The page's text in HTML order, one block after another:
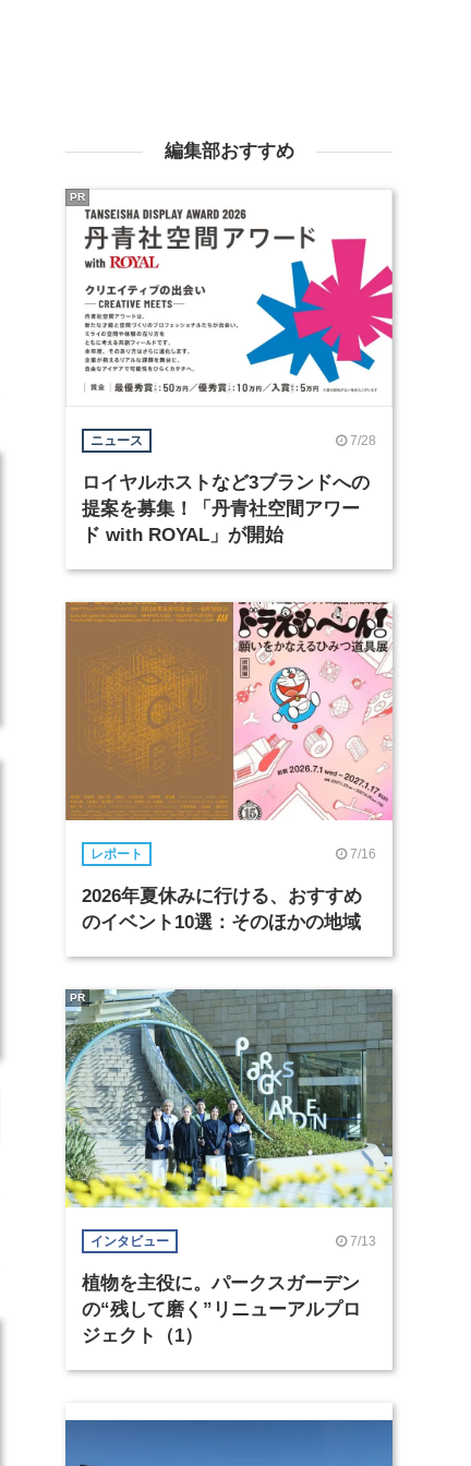
編集部おすすめ
ニュース 7/28
ロイヤルホストなど3ブランドへの
提案を募集！「丹青社空間アワー
ド with ROYAL」が開始
PR
レポート 7/16
2026年夏休みに行ける、おすすめ
のイベント10選：そのほかの地域
インタビュー 7/13
植物を主役に。パークスガーデン
の“残して磨く”リニューアルプロ
ジェクト（1）
PR